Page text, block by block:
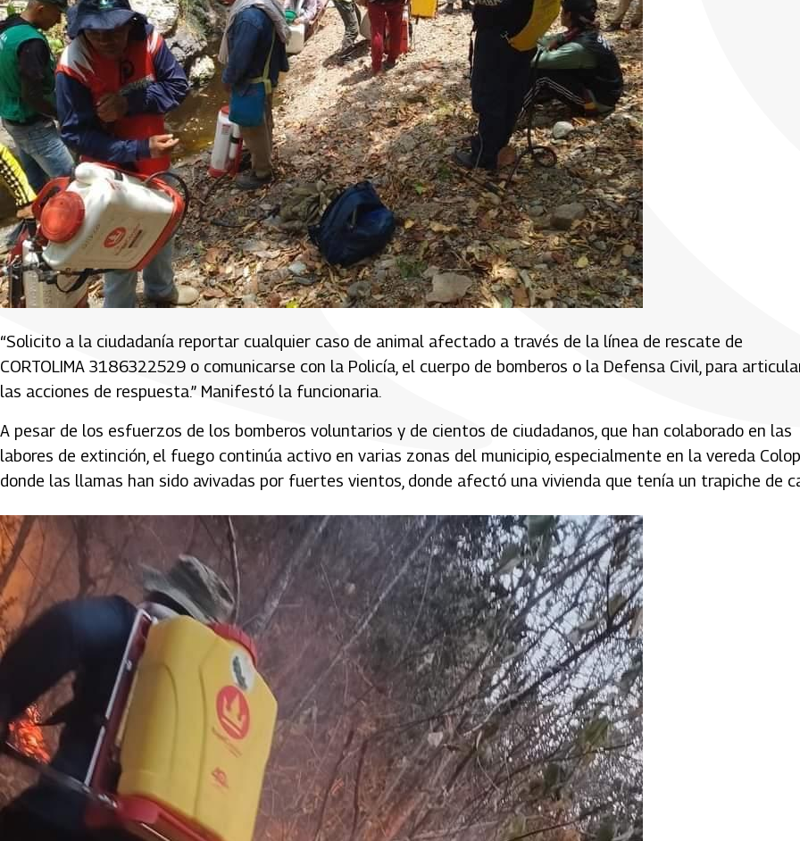
“Solicito a la ciudadanía reportar cualquier caso de animal afectado a través de la línea de rescate de
CORTOLIMA 3186322529 o comunicarse con la Policía, el cuerpo de bomberos o la Defensa Civil, para
las acciones de respuesta.” Manifestó la funcionaria.
A pesar de los esfuerzos de los bomberos voluntarios y de cientos de ciudadanos, que han colaborado en las
labores de extinción, el fuego continúa activo en varias zonas del municipio, especialmente en la vereda
donde las llamas han sido avivadas por fuertes vientos, donde afectó una vivienda que tenía un trapiche de